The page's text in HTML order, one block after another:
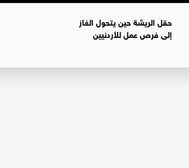
حقل الريشة حين يتحول الغاز
إلى فرص عمل للأردنيين